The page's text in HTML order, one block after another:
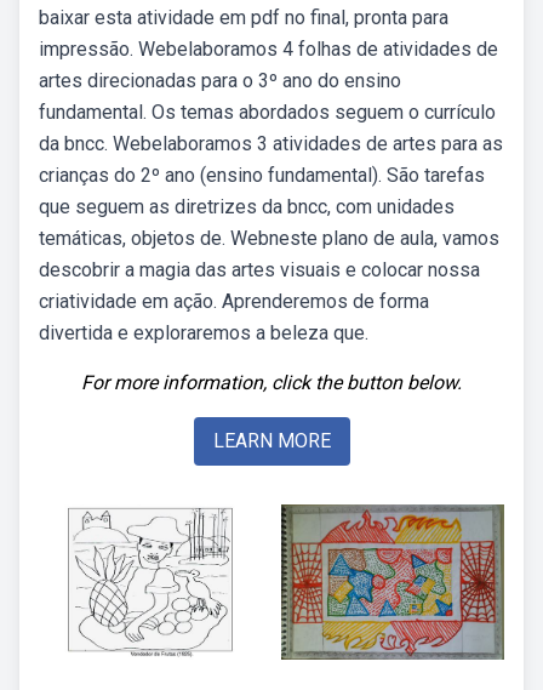
baixar esta atividade em pdf no final, pronta para
impressão. Webelaboramos 4 folhas de atividades de
artes direcionadas para o 3º ano do ensino
fundamental. Os temas abordados seguem o currículo
da bncc. Webelaboramos 3 atividades de artes para as
crianças do 2º ano (ensino fundamental). São tarefas
que seguem as diretrizes da bncc, com unidades
temáticas, objetos de. Webneste plano de aula, vamos
descobrir a magia das artes visuais e colocar nossa
criatividade em ação. Aprenderemos de forma
divertida e exploraremos a beleza que.
For more information, click the button below.
LEARN MORE